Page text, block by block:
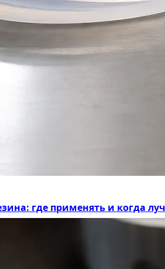
где применять и когда